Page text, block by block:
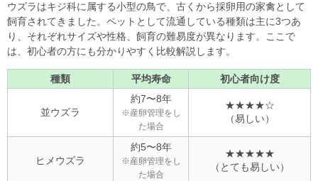
まとめ｜小さな命を大切に育てるために
ウズラはキジ科に属する小型の鳥で、古くから採卵用の家禽として
飼育されてきました。ペットとして流通している種類は主に3つあ
り、それぞれサイズや性格、飼育の難易度が異なります。ここで
は、初心者の方にも分かりやすく比較解説します。
種類 平均寿命 初心者向け度
並ウズラ
約7〜8年
※産卵管理をし
た場合
★★★★☆
（易しい）
ヒメウズラ
約5〜8年
※産卵管理をし
た場合
★★★★★
（とても易しい）